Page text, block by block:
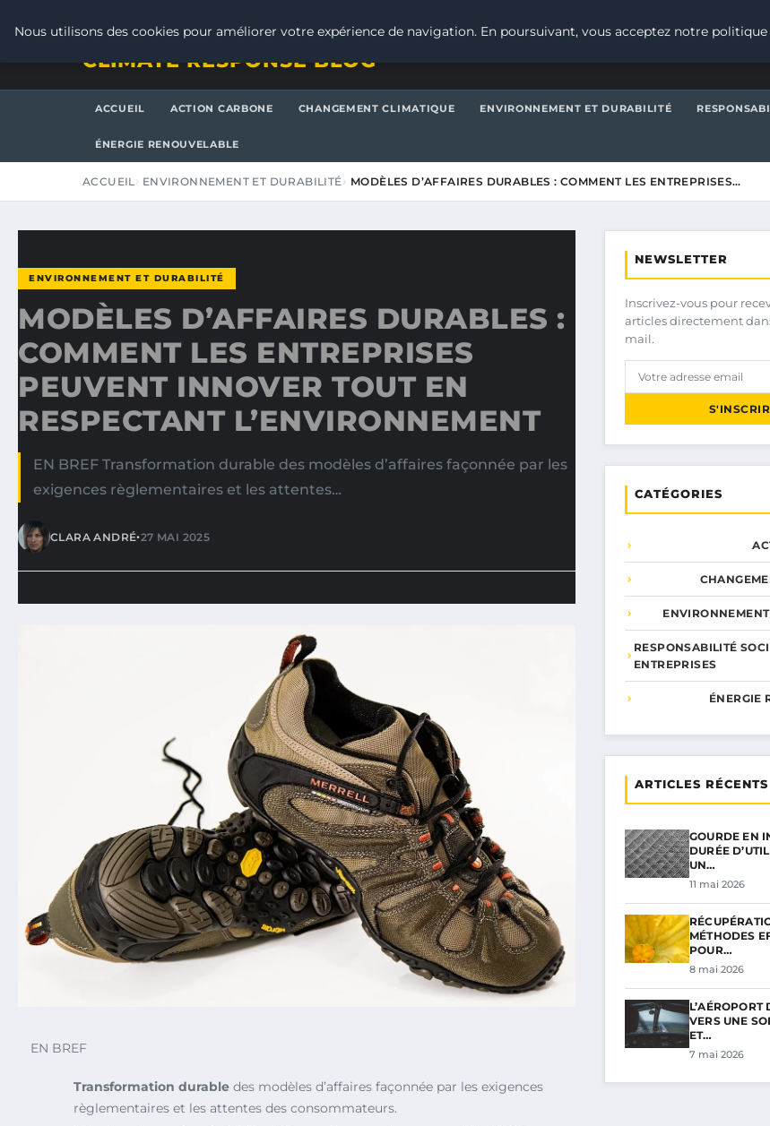
CLIMATE RESPONSE BLOG
ACCUEIL ACTION CARBONE CHANGEMENT CLIMATIQUE ENVIRONNEMENT ET DURABILITÉ
ÉNERGIE RENOUVELABLE
ACCUEIL ENVIRONNEMENT ET DURABILITÉ MODÈLES D’AFFAIRES DURABLES : COMMENT LES ENTREPRISES…
ENVIRONNEMENT ET DURABILITÉ
MODÈLES D’AFFAIRES DURABLES :
COMMENT LES ENTREPRISES
PEUVENT INNOVER TOUT EN
RESPECTANT L’ENVIRONNEMENT
EN BREF Transformation durable des modèles d’affaires façonnée par les
exigences règlementaires et les attentes…
CLARA ANDRÉ•27 MAI 2025
EN BREF
Transformation durable des modèles d’affaires façonnée par les exigences
règlementaires et les attentes des consommateurs.
NEWSLETTER
Inscrivez-vous pour
articles directement
mail.
CATÉGORIES
RESPONSABILITÉ
ENTREPRISES
ÉNERGIE
ARTICLES RÉCENTS
GOURDE EN
DURÉE
UN…
11 mai 2026
MÉTHODES
POUR…
8 mai 2026
L’AÉROPORT
VERS UNE
ET…
7 mai 2026
Nous utilisons des cookies pour améliorer votre expérience de navigation. En poursuivant, vous acceptez notre